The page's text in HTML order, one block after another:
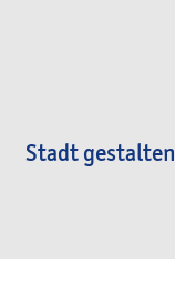
Stadt gestalten